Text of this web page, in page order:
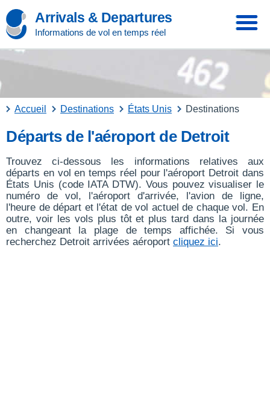
Arrivals & Departures
Informations de vol en temps réel
Accueil Destinations États Unis Destinations
Départs de l'aéroport de Detroit
Trouvez ci-dessous les informations relatives aux
départs en vol en temps réel pour l'aéroport Detroit dans
États Unis (code IATA DTW). Vous pouvez visualiser le
numéro de vol, l'aéroport d'arrivée, l'avion de ligne,
l'heure de départ et l'état de vol actuel de chaque vol. En
outre, voir les vols plus tôt et plus tard dans la journée
en changeant la plage de temps affichée. Si vous
recherchez Detroit arrivées aéroport cliquez ici.